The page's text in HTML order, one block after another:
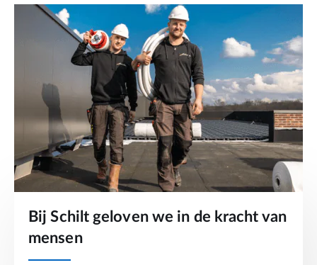
Bij Schilt geloven we in de kracht van
mensen